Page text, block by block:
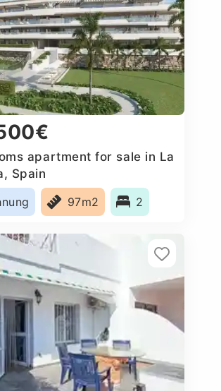
apartment for sale in La
Spain
97m2 2